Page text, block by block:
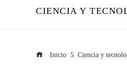
CIENCIA Y
Inicio Ciencia y